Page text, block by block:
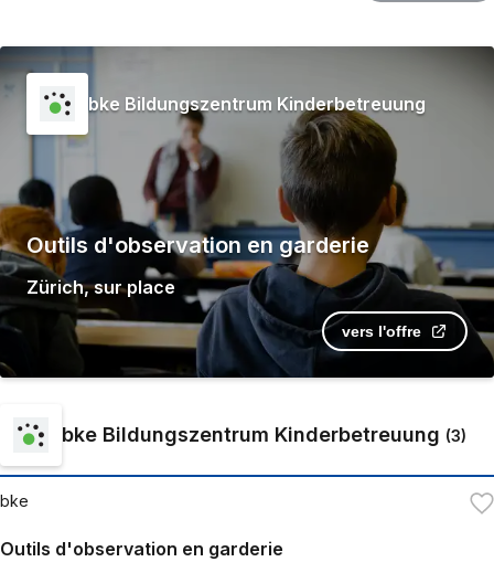
bke Bildungszentrum Kinderbetreuung
Outils d'observation en garderie
Zürich,sur place
vers l'offre
bke Bildungszentrum Kinderbetreuung (3)
bke
Outils d'observation en garderie